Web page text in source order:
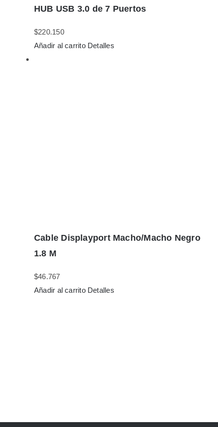
HUB USB 3.0 de 7 Puertos
$220.150
Añadir al carrito Detalles
Cable Displayport Macho/Macho Negro
1.8 M
$46.767
Añadir al carrito Detalles